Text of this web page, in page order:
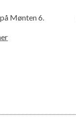
Mønten 6.